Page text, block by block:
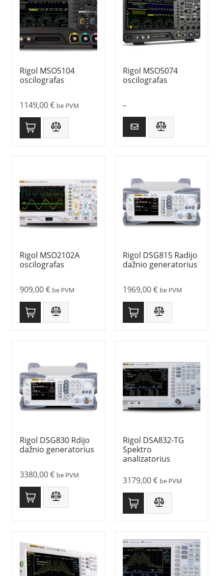
Rigol MSO5104
oscilografas
1149,00€ be PVM
Rigol MSO5074
oscilografas
–
Rigol MSO2102A
oscilografas
909,00€ be PVM
Rigol DSG815 Radijo
dažnio generatorius
1969,00€ be PVM
Rigol DSG830 Rdijo
dažnio generatorius
3380,00€ be PVM
Rigol DSA832-TG
Spektro
analizatorius
3179,00€ be PVM